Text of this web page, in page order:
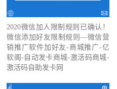
2020微信加人限制规则已确认！
微信添加好友限制规则—微信营
销推广软件加好友-商城推广-亿
软阁-自动发卡商城-激活码商城-
激活码自助发卡网